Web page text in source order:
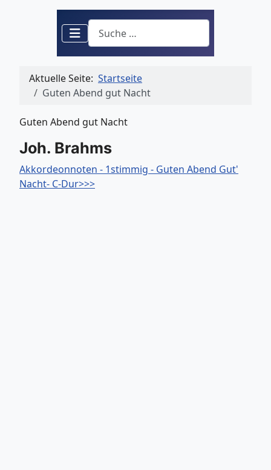
Suchen
Aktuelle Seite: Startseite
Guten Abend gut Nacht
Guten Abend gut Nacht
Joh. Brahms
Akkordeonnoten - 1stimmig - Guten Abend Gut'
Nacht- C-Dur>>>